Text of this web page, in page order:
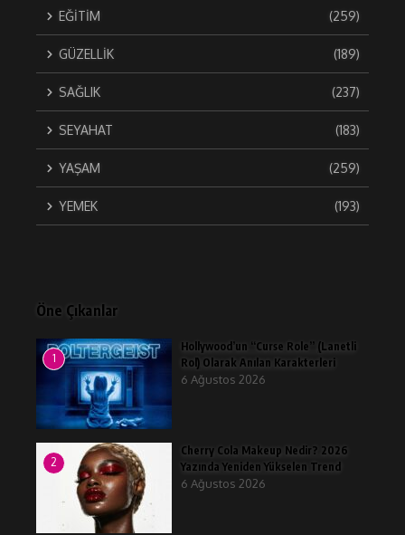
EĞİTİM (259)
GÜZELLİK (189)
SAĞLIK (237)
SEYAHAT (183)
YAŞAM (259)
YEMEK (193)
Öne Çıkanlar
1
Hollywood’un “Curse Role” (Lanetli
Rol) Olarak Anılan Karakterleri
6 Ağustos 2026
2
Cherry Cola Makeup Nedir? 2026
Yazında Yeniden Yükselen Trend
6 Ağustos 2026